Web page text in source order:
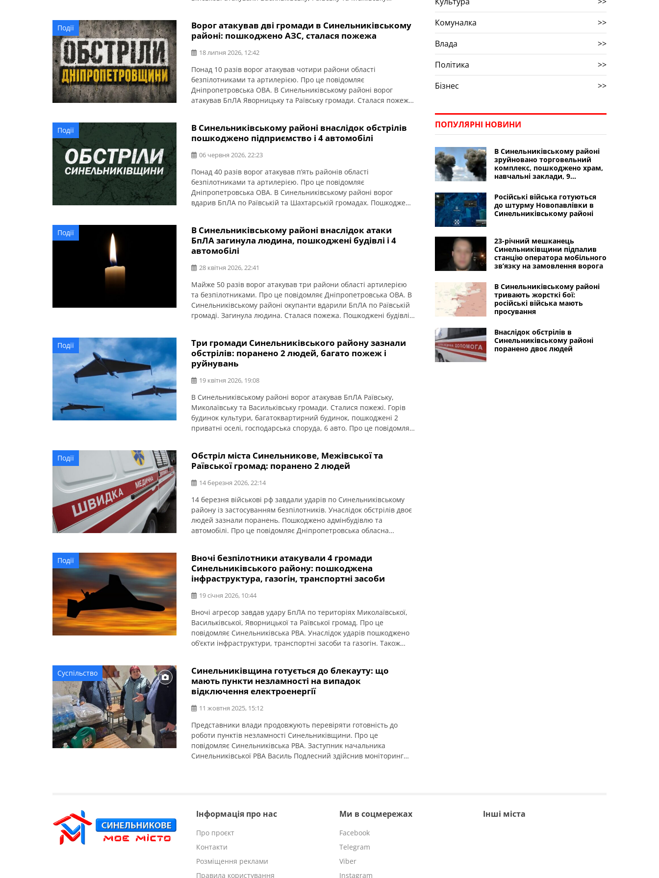
— понівечені. По Васильківській громаді російські військові
вдарили КАБом. Сталася пожежа. Знищені приватна […]
Події
Ворог атакував дві громади в Синельниківському
районі: пошкоджено АЗС, сталася пожежа
18 липня 2026, 12:42
Понад 10 разів ворог атакував чотири райони області
безпілотниками та артилерією. Про це повідомляє
Дніпропетровська ОВА. В Синельниківському районі ворог
атакував БпЛА Яворницьку та Раївську громади. Сталася пожежа,
Події
В Синельниківському районі внаслідок обстрілів
пошкоджено підприємство і 4 автомобілі
06 червня 2026, 22:23
Понад 40 разів ворог атакував п’ять районів області
безпілотниками та артилерією. Про це повідомляє
Дніпропетровська ОВА. В Синельниківському районі ворог
вдарив БпЛА по Раївській та Шахтарській громадах. Пошкоджені
Події
В Синельниківському районі внаслідок атаки
БпЛА загинула людина, пошкоджені будівлі і 4
автомобілі
28 квітня 2026, 22:41
Майже 50 разів ворог атакував три райони області артилерією
та безпілотниками. Про це повідомляє Дніпропетровська ОВА. В
Синельниківському районі окупанти вдарили БпЛА по Раївській
громаді. Загинула людина. Сталася пожежа. Пошкоджені будівлі
Події
Три громади Синельниківського району зазнали
обстрілів: поранено 2 людей, багато пожеж і
руйнувань
19 квітня 2026, 19:08
В Синельниківському районі ворог атакував БпЛА Раївську,
Миколаївську та Васильківську громади. Сталися пожежі. Горів
будинок культури, багатоквартирний будинок, пошкоджені 2
приватні оселі, господарська споруда, 6 авто. Про це повідомляє
Синельниківського району. Постраждали чоловіки 70 та 51 років.
Сталися пожежі, пошкоджені підприємства.
Події
Обстріл міста Синельникове, Межівської та
Раївської громад: поранено 2 людей
14 березня 2026, 22:14
14 березня військові рф завдали ударів по Синельниківському
району із застосуванням безпілотників. Унаслідок обстрілів двоє
людей зазнали поранень. Пошкоджено адмінбудівлю та
автомобілі. Про це повідомляє Дніпропетровська обласна
Синельникове, Межівську та Раївську громади. Сталися пожежі.
Постраждали 54-річні чоловік та жінка. Пошкоджені 3 авто.
Події
Вночі безпілотники атакували 4 громади
Синельниківського району: пошкоджена
інфраструктура, газогін, транспортні засоби
19 січня 2026, 10:44
Вночі агресор завдав удару БпЛА по територіях Миколаївської,
Васильківської, Яворницької та Раївської громад. Про це
повідомляє Синельниківська РВА. Унаслідок ударів пошкоджено
об’єкти інфраструктури, транспортні засоби та газогін. Також
Суспільство
Синельниківщина готується до блекауту: що
мають пункти незламності на випадок
відключення електроенергії
11 жовтня 2025, 15:12
Представники влади продовжують перевіряти готовність до
роботи пунктів незламності Синельниківщини. Про це
повідомляє Синельниківська РВА. Заступник начальника
Синельниківської РВА Василь Подлесний здійснив моніторинг
Комуналка
>>
Влада
>>
Політика
>>
Бізнес
>>
ПОПУЛЯРНІ НОВИНИ
В Синельниківському районі
зруйновано торговельний
комплекс, пошкоджено храм,
навчальні заклади, 9
автомобілі
Російські війська готуються
до штурму Новопавлівки в
Синельниківському районі
23-річний мешканець
Синельниківщини підпалив
станцію оператора мобільного
зв’язку на замовлення ворога
В Синельниківському районі
тривають жорсткі бої:
російські війська мають
просування
Внаслідок обстрілів в
Синельниківському районі
поранено двоє людей
Інформація про нас
Про проєкт
Контакти
Розміщення реклами
Правила користування
Ми в соцмережах
Facebook
Telegram
Viber
Instagram
Інші міста